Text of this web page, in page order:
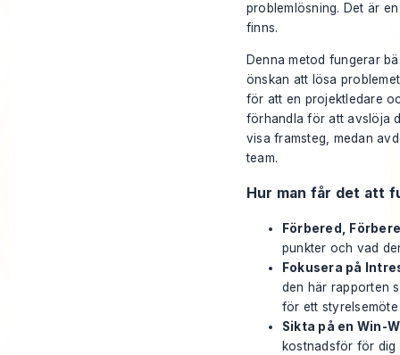
problemlösning. Det är
finns.
Denna metod fungerar
önskan att lösa
för att en projektledare
förhandla för att avslöja
visa framsteg, medan
team.
Hur man får det att
Förbered,
punkter och vad
Fokusera på
den här rapporten
för ett
Sikta på en Win-
kostnadsför för dig